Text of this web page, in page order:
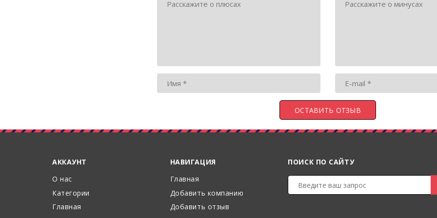
АККАУНТ
О нас
Категории
Главная
НАВИГАЦИЯ
Главная
Добавить компанию
Добавить отзыв
ПОИСК ПО САЙТУ